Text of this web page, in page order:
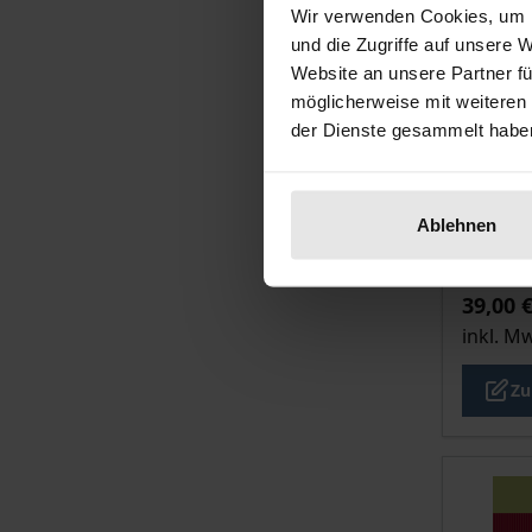
Wir verwenden Cookies,
und die Zugriffe auf unsere
Website an unsere Partner
möglicherweise mit
der Dienste gesammelt
Ablehnen
39,00 €
inkl.